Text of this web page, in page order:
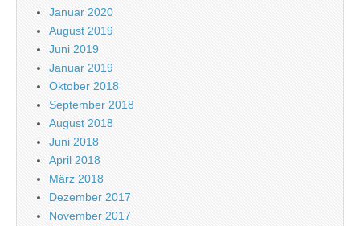
Januar 2020
August 2019
Juni 2019
Januar 2019
Oktober 2018
September 2018
August 2018
Juni 2018
April 2018
März 2018
Dezember 2017
November 2017